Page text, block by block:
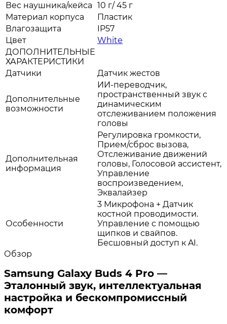
Вес наушника/кейса 10 г/ 45 г
Материал корпуса
Пластик
Влагозащита
IP57
Цвет
White
ДОПОЛНИТЕЛЬНЫЕ
ХАРАКТЕРИСТИКИ
Датчики
Датчик жестов
Дополнительные
возможности
ИИ-переводчик,
пространственный звук с
динамическим
отслеживанием положения
головы
Дополнительная
информация
Регулировка громкости,
Прием/сброс вызова,
Отслеживание движений
головы, Голосовой ассистент,
Управление
воспроизведением,
Эквалайзер
Особенности
3 Микрофона + Датчик
костной проводимости.
Управление с помощью
щипков и свайпов.
Бесшовный доступ к AI.
Обзор
Samsung Galaxy Buds 4 Pro —
Эталонный звук, интеллектуальная
настройка и бескомпромиссный
комфорт